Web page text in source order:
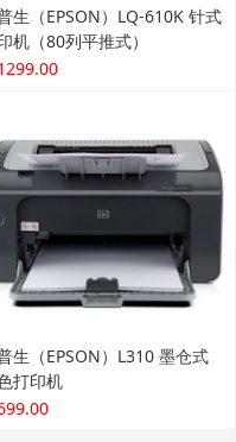
生（EPSON）LQ-610K 针式
机（80列平推式）
生（EPSON）L310 墨仓式
打印机